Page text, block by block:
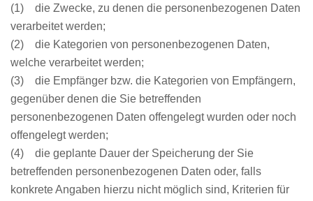
(1) die Zwecke, zu denen die personenbezogenen Daten
verarbeitet werden;
(2) die Kategorien von personenbezogenen Daten,
welche verarbeitet werden;
(3) die Empfänger bzw. die Kategorien von Empfängern,
gegenüber denen die Sie betreffenden
personenbezogenen Daten offengelegt wurden oder noch
offengelegt werden;
(4) die geplante Dauer der Speicherung der Sie
betreffenden personenbezogenen Daten oder, falls
konkrete Angaben hierzu nicht möglich sind, Kriterien für